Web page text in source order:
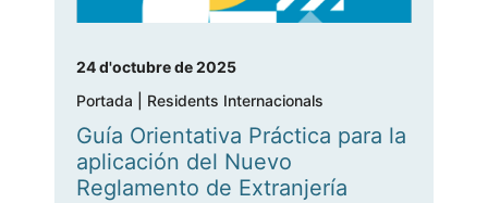
24 d'octubre de 2025
Portada
Residents Internacionals
Guía Orientativa Práctica para la
aplicación del Nuevo
Reglamento de Extranjería